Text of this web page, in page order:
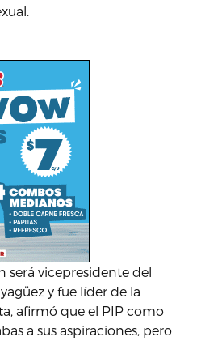
será vicepresidente del
y fue líder de la
afirmó que el PIP como
a sus aspiraciones, pero